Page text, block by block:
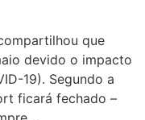
que
devido o impacto
19). Segundo a
ficará fechado –